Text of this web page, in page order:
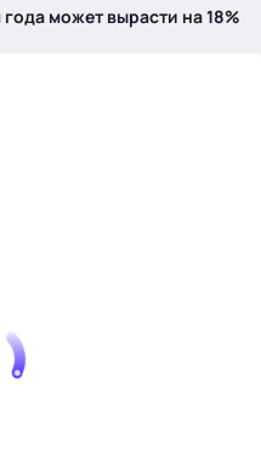
может вырасти на 18%